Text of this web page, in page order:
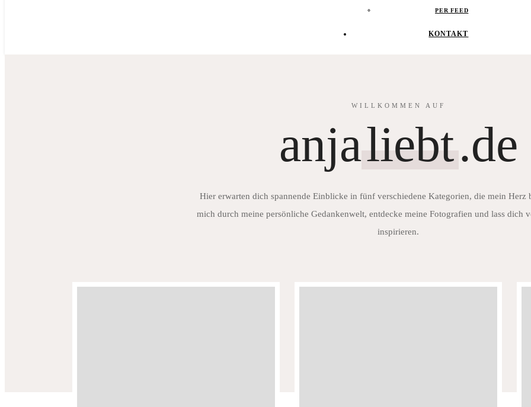
PER FEED
KONTAKT
WILLKOMMEN AUF
anjaliebt.de
Hier erwarten dich spannende Einblicke in fünf verschiedene Kategorien, die mein Herz
mich durch meine persönliche Gedankenwelt, entdecke meine Fotografien und lass dich
inspirieren.